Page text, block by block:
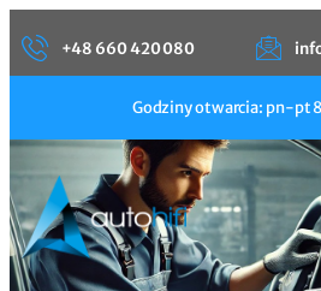
+48 660 420 080
Godziny otwarcia: pn-pt